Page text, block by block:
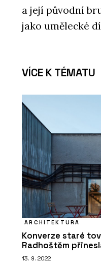
a její původní
jako umělecké
VÍCE K TÉMATU
ARCHITEKTURA
Konverze staré
Radhoštěm
13. 9. 2022